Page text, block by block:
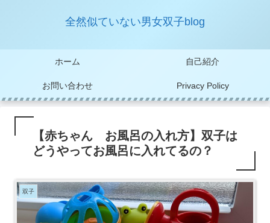
全然似ていない男女双子blog
ホーム 自己紹介
お問い合わせ Privacy Policy
【赤ちゃん お風呂の入れ方】双子は
どうやってお風呂に入れてるの？
双子